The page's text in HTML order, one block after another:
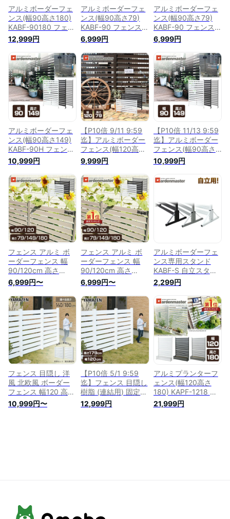
アルミボーダーフェ
ンス(幅90高さ180)
KABF-90180 フェン
ス 目隠しフェンス
アルミ ルーバー 衝
立 屋外 固定金具 お
しゃれ 山善
YAMAZEN ガーデン
マスター 【送料無
料】
12,999円
アルミボーダーフェ
ンス(幅90高さ79)
KABF-90 フェンス
目隠しフェンス アル
ミ ルーバー 衝立 屋
外 固定金具 おしゃ
れ 山善 YAMAZEN
ガーデンマスター
【送料無料】
6,999円
アルミボーダーフェ
ンス(幅90高さ79)
KABF-90 フェンス
目隠しフェンス アル
ミ ルーバー 衝立 屋
外 固定金具 おしゃ
れ 山善 YAMAZEN
ガーデンマスター
【送料無料】
6,999円
アルミボーダーフェ
ンス(幅90高さ149)
KABF-90H フェンス
目隠しフェンス アル
ミ ルーバー 衝立 屋
外 固定金具 おしゃ
れ 山善 YAMAZEN
ガーデンマスター
【送料無料】
10,999円
【P10倍 9/11 9:59
迄】アルミボーダー
フェンス(幅120高さ
79) KABF-120 フェ
ンス 目隠しフェンス
アルミ ルーバー 衝
立 屋外 固定金具 お
しゃれ 山善
YAMAZEN ガーデン
マスター 【送料無
料】 0901P
9,999円
【P10倍 11/13 9:59
迄】アルミボーダー
フェンス(幅90高さ
149) KABF-90H フ
ェンス 目隠しフェン
ス アルミ ルーバー
衝立 屋外 固定金具
YAMAZEN ガーデン
マスター 【送料無
料】
10,999円
フェンス アルミ ボ
ーダーフェンス 幅
90/120cm 高さ
79/149/180cm 選べ
る6サイズ 目隠し 境
界 アルミボーダーフ
ェンス アルミフェン
ス 目隠しフェンス
ルーバー 衝立 屋外
固定金具 囲い 壁 隣
家 アルミ製 山善
YAMAZEN ガーデン
マスター 【送料無
料】
6,999円〜
フェンス アルミ ボ
ーダーフェンス 幅
90/120cm 高さ
79/149/180cm 選べ
る6サイズ 目隠し 境
界 アルミボーダーフ
ェンス アルミフェン
ス 目隠しフェンス
ルーバー 衝立 屋外
山善 YAMAZEN ガー
デンマスター 【送料
無料】
6,999円〜
アルミボーダーフェ
ンス専用スタンド
KABF-S 自立スタン
ド 専用スタンド ル
ーバーラティス アル
ミフェンス 目隠しフ
ェンス パーテーショ
ン 山善 YAMAZEN
ガーデンマスター
【送料無料】
2,299円
フェンス 目隠し 洋
風 北欧風 ボーダー
フェンス 幅120 高さ
179/141 連結可能
PVC 樹脂 DIY ボーダ
10,999円〜
【P10倍 5/1 9:59
迄】フェンス 目隠し
樹脂 (連結用) 固定金
具セット 幅120高さ
179 TPF1218A2 ホ
12,999円
アルミプランターフ
ェンス(幅120高さ
180) KAPF-1218 目
隠し フェンス プラ
ンター ガーデンラテ
21,999円